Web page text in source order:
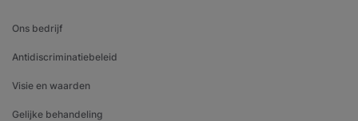
Ons bedrijf
Antidiscriminatiebeleid
Visie en waarden
Gelijke behandeling